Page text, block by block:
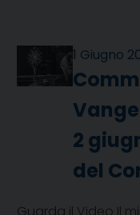
1 Giugno
2
del